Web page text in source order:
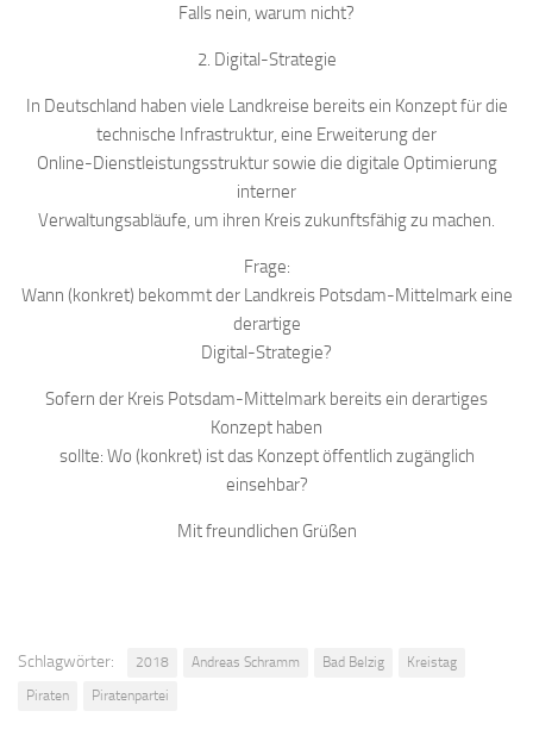
Falls nein, warum nicht?
2. Digital-Strategie
In Deutschland haben viele Landkreise bereits ein Konzept für die
technische Infrastruktur, eine Erweiterung der
Online-Dienstleistungsstruktur sowie die digitale Optimierung
interner
Verwaltungsabläufe, um ihren Kreis zukunftsfähig zu machen.
Frage:
Wann (konkret) bekommt der Landkreis Potsdam-Mittelmark eine
derartige
Digital-Strategie?
Sofern der Kreis Potsdam-Mittelmark bereits ein derartiges
Konzept haben
sollte: Wo (konkret) ist das Konzept öffentlich zugänglich
einsehbar?
Mit freundlichen Grüßen
Schlagwörter: 2018 Andreas Schramm Bad Belzig
Kreistag
Piraten
Piratenpartei